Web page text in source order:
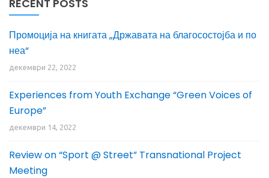
RECENT POSTS
Промоција на книгата „Државата на благосостојба и по
неа“
декември 22, 2022
Experiences from Youth Exchange “Green Voices of
Europe”
декември 14, 2022
Review on “Sport @ Street” Transnational Project
Meeting